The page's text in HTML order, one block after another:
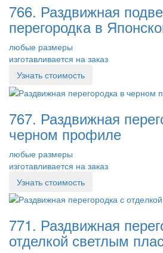
766. Раздвижная
перегородка в
любые размеры
изготавливается на заказ
Узнать стоимость
767. Раздвижная
черном профиле
любые размеры
изготавливается на заказ
Узнать стоимость
771. Раздвижная
отделкой светлым